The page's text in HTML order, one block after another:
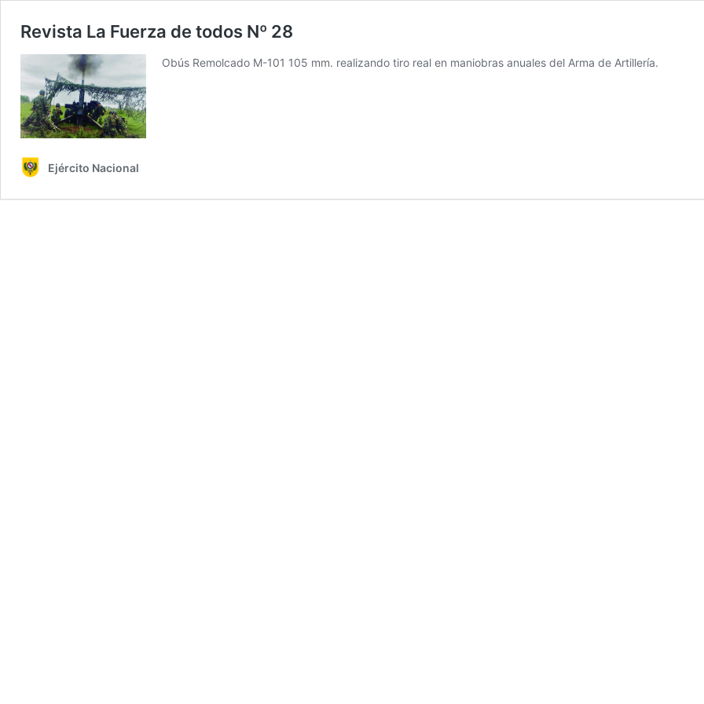
Revista La Fuerza de todos Nº 28
Obús Remolcado M-101 105 mm. realizando tiro real en maniobras anuales del Arma de Artillería.
Ejército Nacional